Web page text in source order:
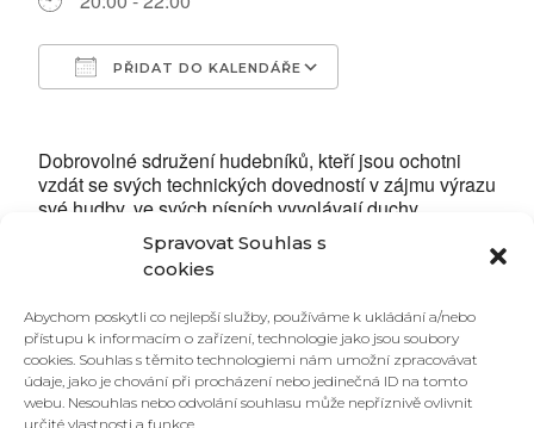
Spravovat Souhlas s
cookies
Abychom poskytli co nejlepší služby, používáme k ukládání a/nebo
přístupu k informacím o zařízení, technologie jako jsou soubory
cookies. Souhlas s těmito technologiemi nám umožní zpracovávat
údaje, jako je chování při procházení nebo jedinečná ID na tomto
webu. Nesouhlas nebo odvolání souhlasu může nepříznivě ovlivnit
určité vlastnosti a funkce.
PŘIDAT DO KALENDÁŘE
Dobrovolné sdružení hudebníků, kteří jsou ochotni
vzdát se svých technických dovedností v zájmu výrazu
své hudby. ve svých písních vyvolávají duchy
někdejších básnických ikon undergroundu a posunují
význam jejich textů v emotivně přepjatém zvuku. není
zcela jasné do jaké míry je to dětská hra. . . . a kdy to
myslí vážně, neví často ani oni sami. V jejich písních
je možné vystopovat zvuky blues, rocku, kabaretních
a kramářských písní, i tzv. šansonu. sugestivní
frontman interpretuje písně nenapodobitelným
způsobem s mimořádnou energií, která dává mnohdy
letitým textům živý a současný význam.